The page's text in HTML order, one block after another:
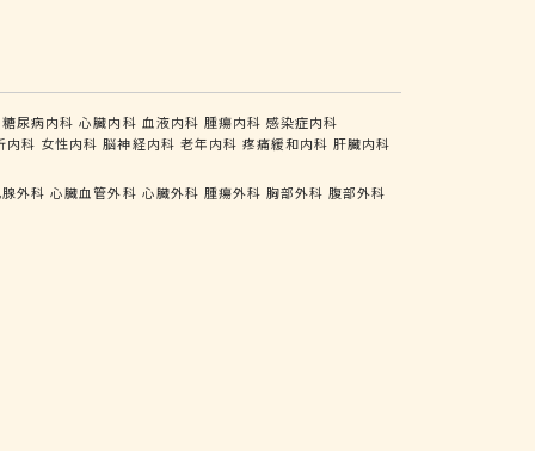
糖尿病内科 心臓内科 血液内科 腫瘍内科 感染症内科
内科 女性内科 脳神経内科 老年内科 疼痛緩和内科 肝臓内科
外科 心臓血管外科 心臓外科 腫瘍外科 胸部外科 腹部外科